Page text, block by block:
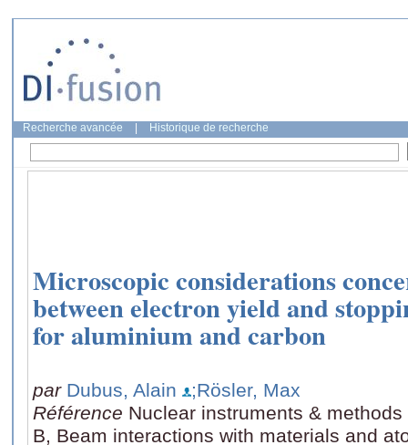
Recherche avancée Historique de recherche
Microscopic considerations
between electron yield and
for aluminium and carbon
par Dubus, Alain
;Rösler, Max
Référence Nuclear instruments &
B, Beam interactions with materials and